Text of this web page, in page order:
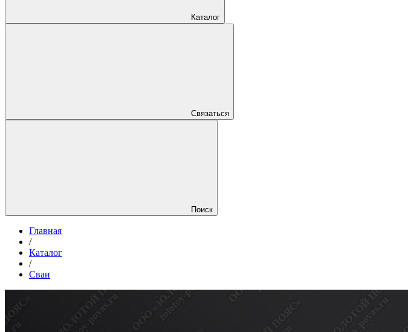
Каталог
Связаться
Поиск
Главная
/
Каталог
/
Сваи